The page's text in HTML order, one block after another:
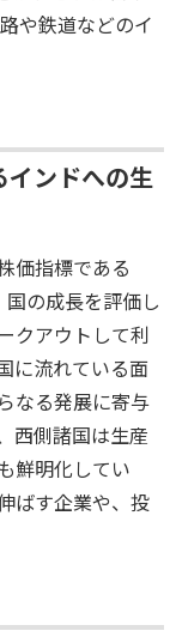
や鉄道などのイ
インドへの生
価指標である
国の成長を評価し
クアウトして利
に流れている面
なる発展に寄与
西側諸国は生産
鮮明化してい
ばす企業や、投